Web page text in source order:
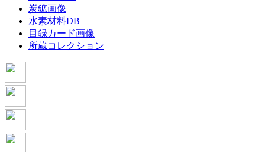
炭鉱画像
水素材料DB
目録カード画像
所蔵コレクション